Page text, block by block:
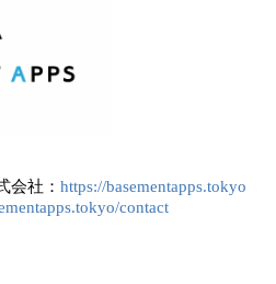
会社： https://basementapps.tokyo
contact